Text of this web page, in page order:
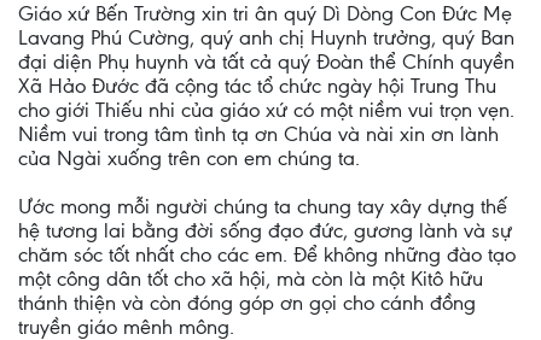
Giáo xứ Bến Trường xin tri ân quý Dì Dòng Con Đức Mẹ
Lavang Phú Cường, quý anh chị Huynh trưởng, quý Ban
đại diện Phụ huynh và tất cả quý Đoàn thể Chính quyền
Xã Hảo Đước đã cộng tác tổ chức ngày hội Trung Thu
cho giới Thiếu nhi của giáo xứ có một niềm vui trọn vẹn.
Niềm vui trong tâm tình tạ ơn Chúa và nài xin ơn lành
của Ngài xuống trên con em chúng ta.
Ước mong mỗi người chúng ta chung tay xây dựng thế
hệ tương lai bằng đời sống đạo đức, gương lành và sự
chăm sóc tốt nhất cho các em. Để không những đào tạo
một công dân tốt cho xã hội, mà còn là một Kitô hữu
thánh thiện và còn đóng góp ơn gọi cho cánh đồng
truyền giáo mênh mông.